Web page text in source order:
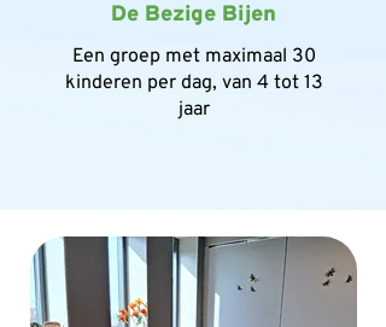
De Bezige Bijen
Een groep met maximaal 30
kinderen per dag, van 4 tot 13
jaar